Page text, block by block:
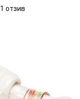
1 отзив